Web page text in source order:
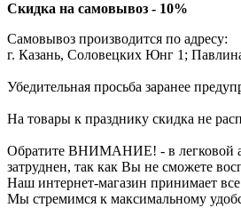
Скидка на самовывоз - 10%
Самовывоз производится по адресу:
г. Казань, Соловецких Юнг 1;
Убедительная просьба заранее
На товары к празднику скидка не
Обратите ВНИМАНИЕ! - в легковой
затруднен, так как Вы не сможете
Наш интернет-магазин принимает
Мы стремимся к максимальному